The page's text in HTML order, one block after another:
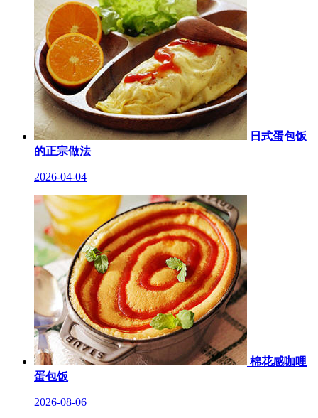
日式蛋包饭
的正宗做法
2026-04-04
棉花感咖哩
蛋包饭
2026-08-06